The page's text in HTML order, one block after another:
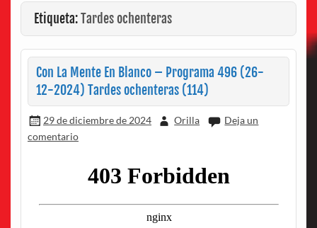
Etiqueta:Tardes ochenteras
Con La Mente En Blanco – Programa 496 (26-
12-2024) Tardes ochenteras (114)
29 de diciembre de 2024 Orilla
Deja un
comentario